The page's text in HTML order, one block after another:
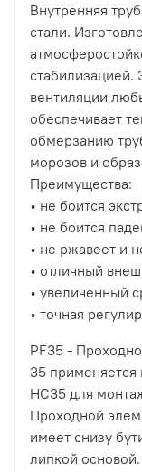
Внутренняя
стали.
стабилизацией.
вентиляции
обеспечивает
обмерзанию
морозов и
Преимущества:
• не боится
• не боится
• не ржавеет и
• отличный
• увеличенный
• точная
PF35 -
35 применяется
НС35 для
Проходной
имеет снизу
липкой основой.